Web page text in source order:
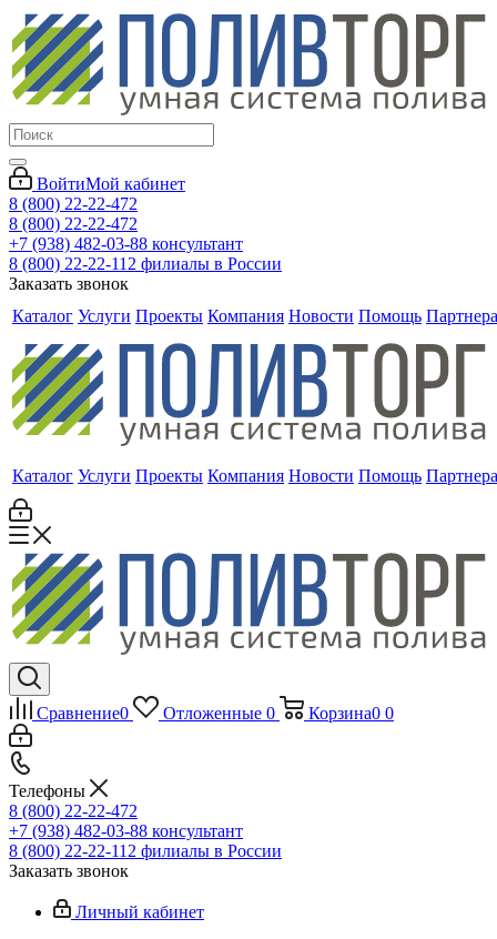
ВойтиМой кабинет
8 (800) 22-22-472
8 (800) 22-22-472
+7 (938) 482-03-88 консультант
8 (800) 22-22-112 филиалы в России
Заказать звонок
Каталог Услуги Проекты Компания Новости Помощь
Каталог Услуги Проекты Компания Новости Помощь
Сравнение0 Отложенные 0 Корзина0 0
Телефоны
8 (800) 22-22-472
+7 (938) 482-03-88 консультант
8 (800) 22-22-112 филиалы в России
Заказать звонок
Личный кабинет